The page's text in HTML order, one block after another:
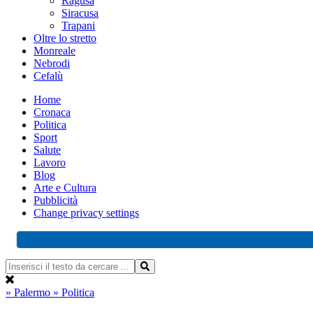
Siracusa
Trapani
Oltre lo stretto
Monreale
Nebrodi
Cefalù
Home
Cronaca
Politica
Sport
Salute
Lavoro
Blog
Arte e Cultura
Pubblicità
Change privacy settings
» Palermo » Politica